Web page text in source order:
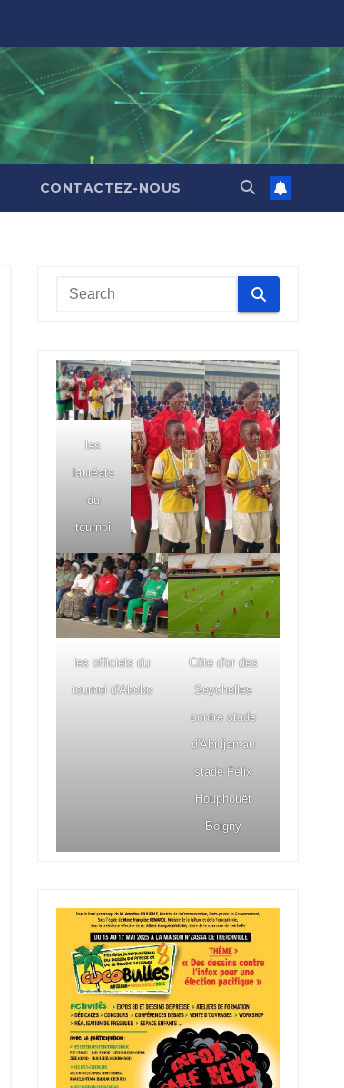
CONTACTEZ-NOUS
les
lauréats
du
tournoi
les officiels du
tournoi d'Abobo
Côte d'or des
Seychelles
contre stade
d'Abidjan au
stade Félix
Houphouët
Boigny